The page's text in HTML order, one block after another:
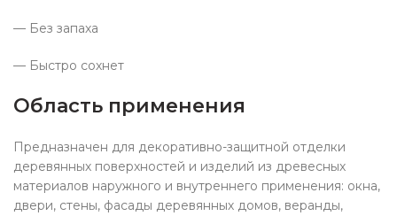
— Без запаха
— Быстро сохнет
Область применения
Предназначен для декоративно-защитной отделки
деревянных поверхностей и изделий из древесных
материалов наружного и внутреннего применения: окна,
двери, стены, фасады деревянных домов, веранды,